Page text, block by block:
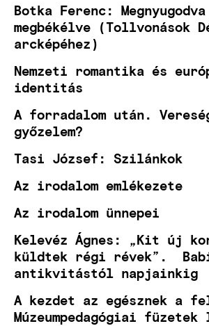
Botka Ferenc:
megbékélve (Tollvonások
arcképéhez)
Nemzeti romantika és
identitás
A forradalom után.
győzelem?
Tasi József: Szilánkok
Az irodalom emlékezete
Az irodalom ünnepei
Kelevéz Ágnes: „Kit új
küldtek régi révek”.
antikvitástól napjainkig
A kezdet az egésznek a
Múzeumpedagógiai füzetek